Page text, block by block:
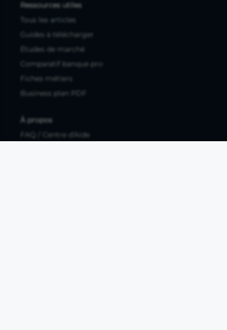
Ressources utiles
Tous les articles
Guides à télécharger
Études de marché
Comparatif banque pro
Fiches métiers
Business plan PDF
À propos
FAQ / Centre d'Aide